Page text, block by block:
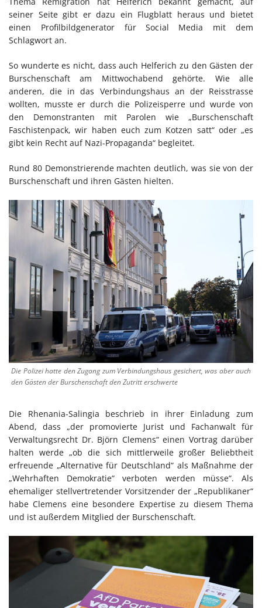
seiner Seite gibt er dazu ein Flugblatt heraus und bietet
einen Profilbildgenerator für Social Media mit dem
Schlagwort an.
So wunderte es nicht, dass auch Helferich zu den Gästen der
Burschenschaft am Mittwochabend gehörte. Wie alle
anderen, die in das Verbindungshaus an der Reisstrasse
wollten, musste er durch die Polizeisperre und wurde von
den Demonstranten mit Parolen wie „Burschenschaft
Faschistenpack, wir haben euch zum Kotzen satt“ oder „es
gibt kein Recht auf Nazi-Propaganda“ begleitet.
Rund 80 Demonstrierende machten deutlich, was sie von der
Burschenschaft und ihren Gästen hielten.
Die Polizei hatte den Zugang zum Verbindungshaus gesichert, was aber auch
den Gästen der Burschenschaft den Zutritt erschwerte
Die Rhenania-Salingia beschrieb in ihrer Einladung zum
Abend, dass „der promovierte Jurist und Fachanwalt für
Verwaltungsrecht Dr. Björn Clemens“ einen Vortrag darüber
halten werde „ob die sich mittlerweile großer Beliebtheit
erfreuende „Alternative für Deutschland“ als Maßnahme der
„Wehrhaften Demokratie“ verboten werden müsse“. Als
ehemaliger stellvertretender Vorsitzender der „Republikaner“
habe Clemens eine besondere Expertise zu diesem Thema
und ist außerdem Mitglied der Burschenschaft.